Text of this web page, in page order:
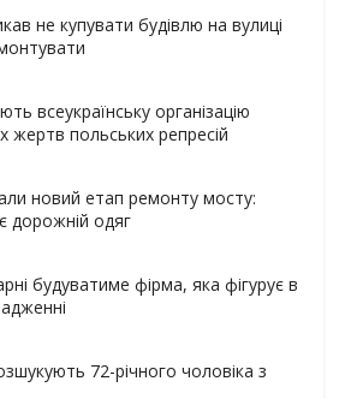
не купувати будівлю на вулиці
всеукраїнську організацію
жертв польських репресій
новий етап ремонту мосту:
дорожній одяг
будуватиме фірма, яка фігурує в
72-річного чоловіка з